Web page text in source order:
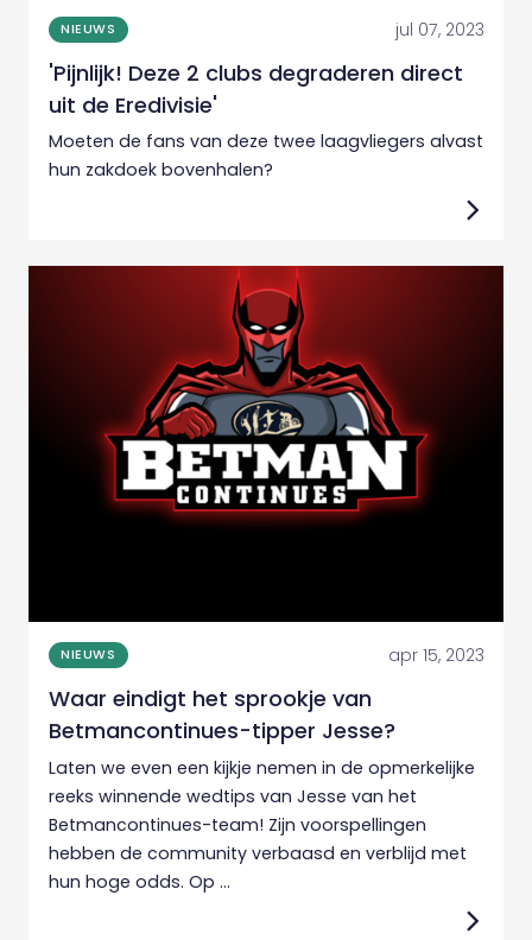
NIEUWS jul 07, 2023
'Pijnlijk! Deze 2 clubs degraderen direct
uit de Eredivisie'
Moeten de fans van deze twee laagvliegers alvast
hun zakdoek bovenhalen?
NIEUWS apr 15, 2023
Waar eindigt het sprookje van
Betmancontinues-tipper Jesse?
Laten we even een kijkje nemen in de opmerkelijke
reeks winnende wedtips van Jesse van het
Betmancontinues-team! Zijn voorspellingen
hebben de community verbaasd en verblijd met
hun hoge odds. Op ...